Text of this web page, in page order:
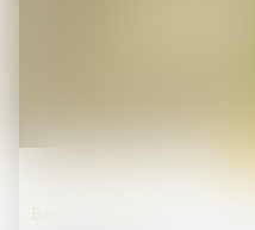
Baux commerciaux